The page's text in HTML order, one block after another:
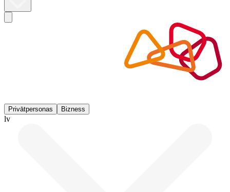
Privātpersonas Bizness
lv